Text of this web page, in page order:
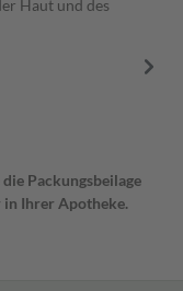
Haut und des
Packungsbeilage
Ihrer Apotheke.